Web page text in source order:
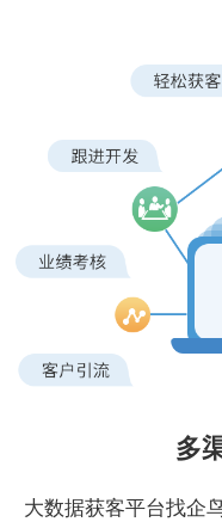
多
大数据获客平台找企